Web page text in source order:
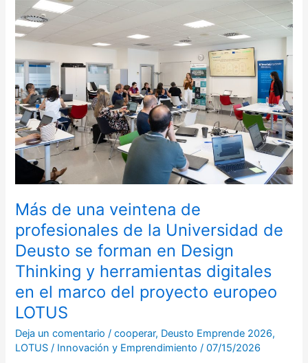
Más de una veintena de
profesionales de la Universidad de
Deusto se forman en Design
Thinking y herramientas digitales
en el marco del proyecto europeo
LOTUS
Deja un comentario /cooperar, Deusto Emprende 2026,
LOTUS / Innovación y Emprendimiento/07/15/2026
Más
de
una
veintena
de
profesionales
de
la
Universidad
de
Deusto
forman
Design
Thinking
herramientas
digitales
en
el
marco